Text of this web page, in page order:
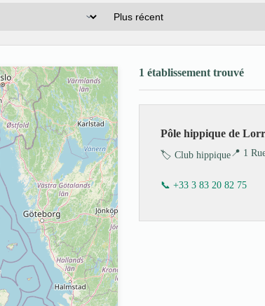
1 établissement trouvé
Pôle hippique de
🏷️ Club hippique📍 1
📞 +33 3 83 20 82 75